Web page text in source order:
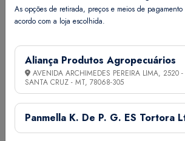
dependências rurais.
Uso externo. Cobrir o corpo do animal
de pó espalhando bem entre os pelos.
instalações, esterqueiras, currais e cama
g a 100 g do produto por m² para
de moscas, ácaros e outros insetos,
As opções de retirada, preços e meios de
acordo com a loja escolhida.
Aliança Produtos Agropecuários
AVENIDA ARCHIMEDES PEREIRA LIMA, 2520
SANTA CRUZ - MT, 78068-305
Panmella K. De P. G. ES Tortora